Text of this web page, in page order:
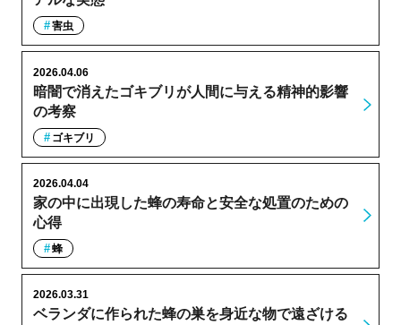
害虫
暗闇で消えたゴキブリが人間に与える精神的影響
の考察
2026.04.06
ゴキブリ
家の中に出現した蜂の寿命と安全な処置のための
心得
2026.04.04
蜂
ベランダに作られた蜂の巣を身近な物で遠ざける
2026.03.31